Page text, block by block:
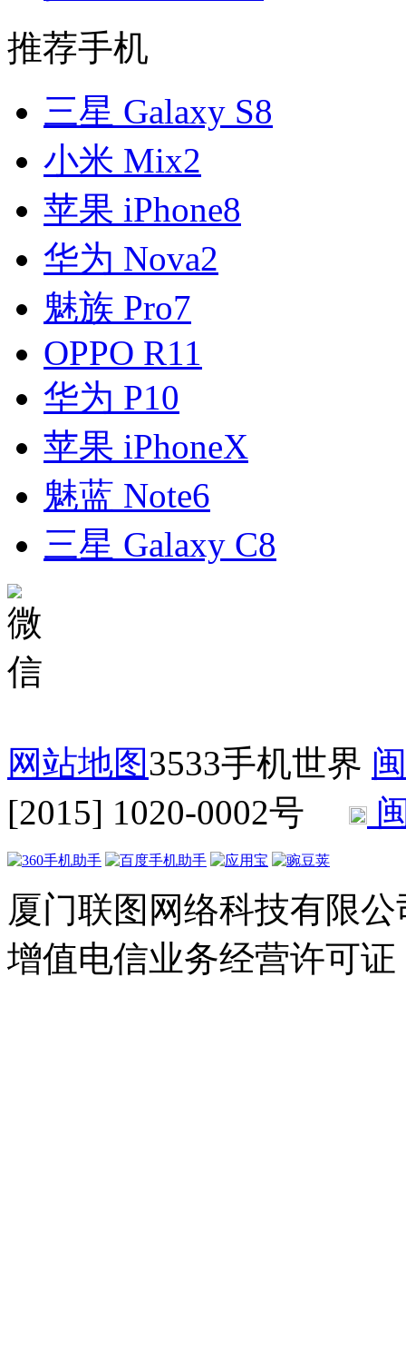
推荐手机
三星 Galaxy S8
小米 Mix2
苹果 iPhone8
华为 Nova2
魅族 Pro7
OPPO R11
华为 P10
苹果 iPhoneX
魅蓝 Note6
三星 Galaxy C8
网站地图3533手机世界
[2015] 1020-0002号
厦门联图网络科技有限公
增值电信业务经营许可证